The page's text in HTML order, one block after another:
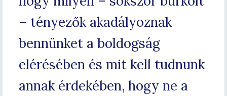
– tényezők akadályoznak
bennünket a boldogság
elérésében és mit kell tudnunk
annak érdekében, hogy ne a